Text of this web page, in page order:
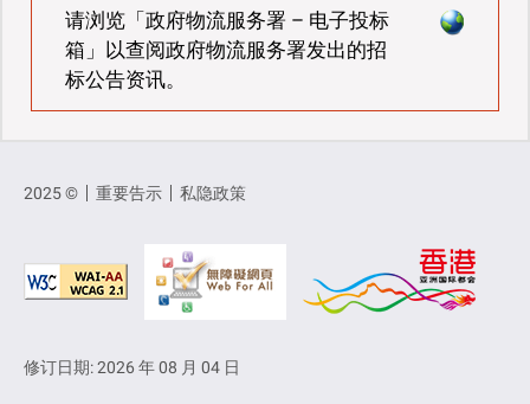
请浏览「政府物流服务署 – 电子投标
箱」以查阅政府物流服务署发出的招
标公告资讯。
2025 © 重要告示 私隐政策
修订日期: 2026 年 08 月 04 日